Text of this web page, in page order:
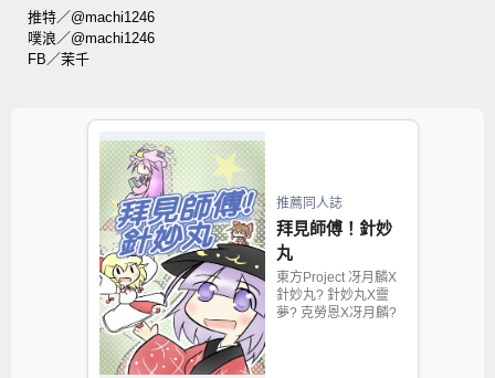
推特／@machi1246
噗浪／@machi1246
FB／茉千
推薦同人誌
拜見師傅！針妙
丸
東方Project 冴月麟X
針妙丸? 針妙丸X靈
夢? 克勞恩X冴月麟?